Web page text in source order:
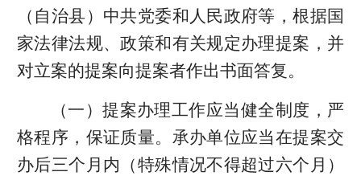
（自治县）中共党委和人民政府等，根据国
家法律法规、政策和有关规定办理提案，并
对立案的提案向提案者作出书面答复。
（一）提案办理工作应当健全制度，严
格程序，保证质量。承办单位应当在提案交
办后三个月内（特殊情况不得超过六个月）